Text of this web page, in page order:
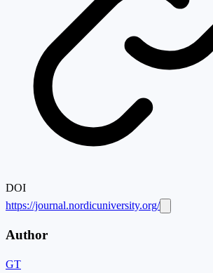
DOI
https://journal.nordicuniversity.org/
Author
GT